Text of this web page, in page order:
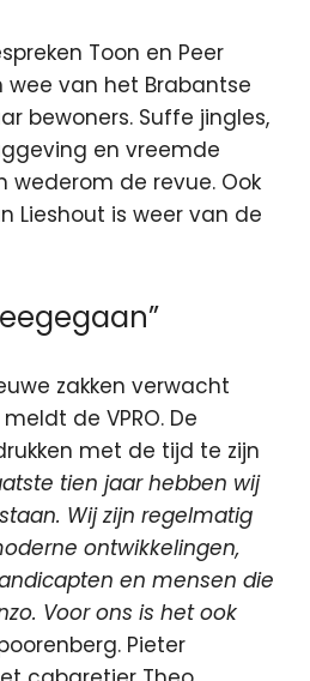
Toon en Peer
wee van het Brabantse
bewoners. Suffe jingles,
en vreemde
wederom de revue. Ook
Lieshout is weer van de
zakken verwacht
de VPRO. De
met de tijd te zijn
tien jaar hebben wij
Wij zijn regelmatig
ontwikkelingen,
en mensen die
Voor ons is het ook
Pieter